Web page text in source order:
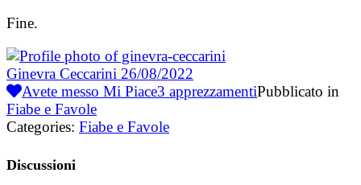
Fine.
Ginevra Ceccarini 26/08/2022
Avete messo Mi Piace3 apprezzamentiPubblicato in
Fiabe e Favole
Categories: Fiabe e Favole
Discussioni